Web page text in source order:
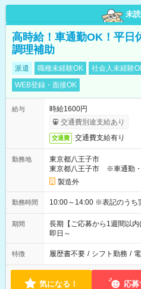
未読
高時給！車通勤OK！平日
調理補助
派遣 職種未経験OK 社会人未経験
WEB登録・面接OK
給与
時給1600円
交通費別途支給あり
交通費 交通費支給有り
勤務地
東京都八王子市
東京都八王子市 ※車通勤
製造外
勤務時間 10:00～14:00 ※表記
期間
長期【ご応募から1週間以内
即日～
特徴 履歴書不要 / シフト勤務 /
気になる！ 応募